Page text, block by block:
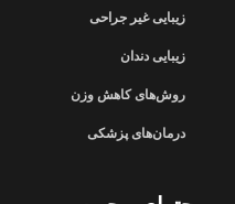
زیبایی غیر جراحی
زیبایی دندان
روش‌های کاهش وزن
درمان‌های پزشکی